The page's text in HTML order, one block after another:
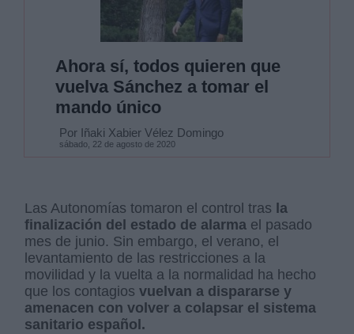
Ahora sí, todos quieren que
vuelva Sánchez a tomar el
mando único
Por Iñaki Xabier Vélez Domingo
sábado, 22 de agosto de 2020
Las Autonomías tomaron el control tras la
finalización del estado de alarma el pasado
mes de junio. Sin embargo, el verano, el
levantamiento de las restricciones a la
movilidad y la vuelta a la normalidad ha hecho
que los contagiosvuelvan a dispararse y
amenacen con volver a colapsar el sistema
sanitario español.